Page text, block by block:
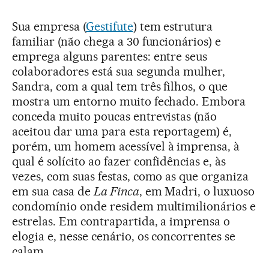
Sua empresa (Gestifute) tem estrutura
familiar (não chega a 30 funcionários) e
emprega alguns parentes: entre seus
colaboradores está sua segunda mulher,
Sandra, com a qual tem três filhos, o que
mostra um entorno muito fechado. Embora
conceda muito poucas entrevistas (não
aceitou dar uma para esta reportagem) é,
porém, um homem acessível à imprensa, à
qual é solícito ao fazer confidências e, às
vezes, com suas festas, como as que organiza
em sua casa de La Finca, em Madri, o luxuoso
condomínio onde residem multimilionários e
estrelas. Em contrapartida, a imprensa o
elogia e, nesse cenário, os concorrentes se